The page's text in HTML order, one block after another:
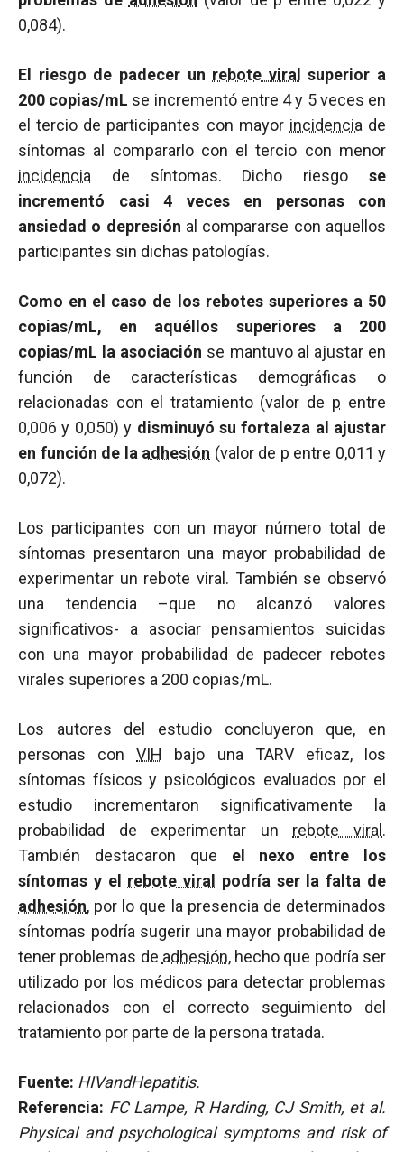
0,084).
El riesgo de padecer un rebote viral
superior a
200 copias/mL se incrementó entre 4 y 5 veces en
el tercio de participantes con mayor incidencia de
síntomas al compararlo con el tercio con menor
incidencia de síntomas. Dicho riesgo se
incrementó casi 4 veces en personas con
ansiedad o depresión al compararse con aquellos
participantes sin dichas patologías.
Como en el caso de los rebotes superiores a 50
copias/mL, en aquéllos superiores a 200
copias/mL la asociación se mantuvo al ajustar en
función de características demográficas o
relacionadas con el tratamiento (valor de p entre
0,006 y 0,050) y disminuyó su fortaleza al ajustar
en función de la adhesión (valor de p entre 0,011 y
0,072).
Los participantes con un mayor número total de
síntomas presentaron una mayor probabilidad de
experimentar un rebote viral. También se observó
una tendencia –que no alcanzó valores
significativos- a asociar pensamientos suicidas
con una mayor probabilidad de padecer rebotes
virales superiores a 200 copias/mL.
Los autores del estudio concluyeron que, en
personas conVIH
bajo una TARV eficaz, los
síntomas físicos y psicológicos evaluados por el
estudio incrementaron significativamente la
probabilidad de experimentar un rebote viral .
También destacaron que el nexo entre los
síntomas y el rebote viral
podría ser la falta de
adhesión, por lo que la presencia de determinados
síntomas podría sugerir una mayor probabilidad de
tener problemas de adhesión, hecho que podría ser
utilizado por los médicos para detectar problemas
relacionados con el correcto seguimiento del
tratamiento por parte de la persona tratada.
Fuente: HIVandHepatitis.
Referencia: FC Lampe, R Harding, CJ Smith, et al.
Physical and psychological symptoms and risk of